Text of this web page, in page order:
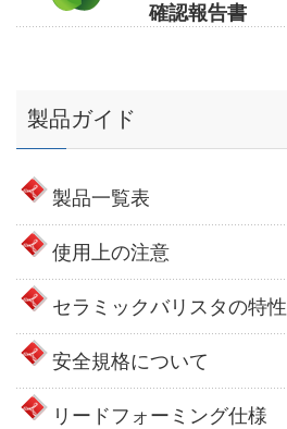
確認報告書
製品ガイド
製品一覧表
使用上の注意
セラミックバリスタの特性
安全規格について
リードフォーミング仕様